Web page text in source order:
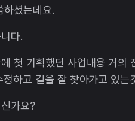
셨는데요.
다.
첫 기획했던 사업내용 거의
하고 길을 잘 찾아가고 있는
가요?